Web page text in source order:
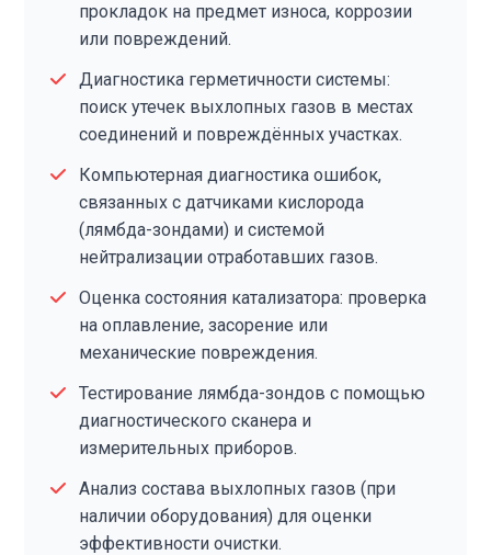
прокладок на предмет износа, коррозии
или повреждений.
Диагностика герметичности системы:
поиск утечек выхлопных газов в местах
соединений и повреждённых участках.
Компьютерная диагностика ошибок,
связанных с датчиками кислорода
(лямбда-зондами) и системой
нейтрализации отработавших газов.
Оценка состояния катализатора: проверка
на оплавление, засорение или
механические повреждения.
Тестирование лямбда-зондов с помощью
диагностического сканера и
измерительных приборов.
Анализ состава выхлопных газов (при
наличии оборудования) для оценки
эффективности очистки.